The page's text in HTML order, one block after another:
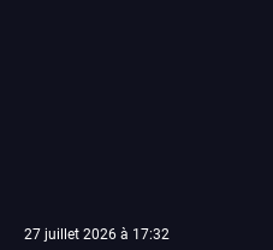
27 juillet 2026 à 17:32